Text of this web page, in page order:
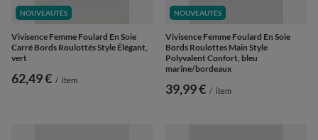
NOUVEAUTÉS
Vivisence Femme Foulard En Soie
Carré Bords Roulottés Style Élégant,
vert
62,49 € / item
NOUVEAUTÉS
Vivisence Femme Foulard En Soie
Bords Roulottes Main Style
Polyvalent Confort, bleu
marine/bordeaux
39,99 € / item